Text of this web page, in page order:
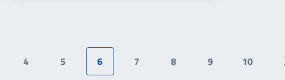
Pagina
4
Pagina
5
Pagina attuale
6
Pagina
7
Pagina
8
Pagina
9
Pagina
10